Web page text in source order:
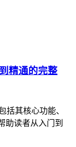
精通的完整
括其核心功能、
助读者从入门到